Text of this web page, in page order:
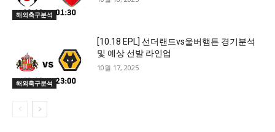
해외축구분석
해외축구분석
[10.18 EPL] 선더랜드vs울버햄튼 경기분석
및 예상 선발 라인업
10월 17, 2025